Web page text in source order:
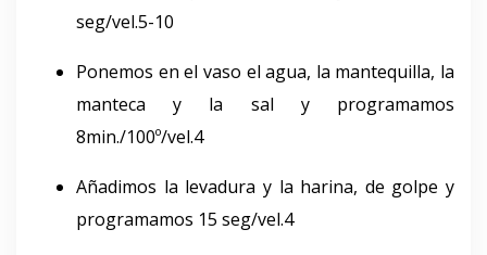
seg/vel.5-10
Ponemos en el vaso el agua, la mantequilla, la
manteca y la sal y programamos
8min./100º/vel.4
Añadimos la levadura y la harina, de golpe y
programamos 15 seg/vel.4